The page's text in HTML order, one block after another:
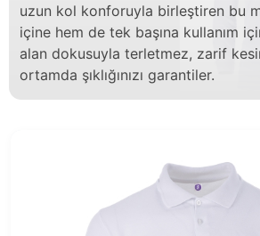
uzun kol konforuyla birleştiren bu
içine hem de tek başına kullanım
alan dokusuyla terletmez, zarif
ortamda şıklığınızı garantiler.